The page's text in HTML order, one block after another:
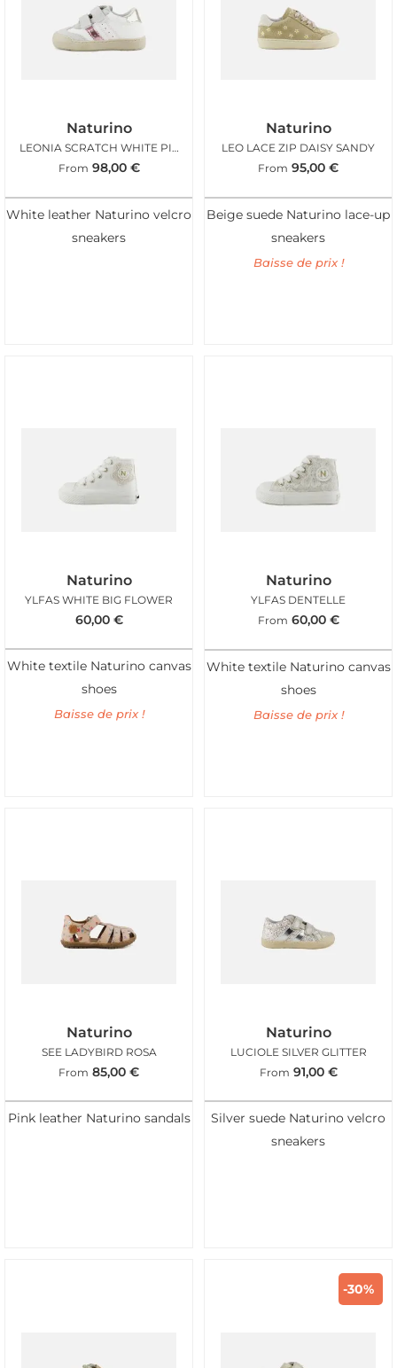
Naturino
LEONIA SCRATCH WHITE PINK
From 98,00 €
White leather Naturino velcro
sneakers
Naturino
LEO LACE ZIP DAISY SANDY
From 95,00 €
Beige suede Naturino lace-up
sneakers
Baisse de prix !
Naturino
YLFAS WHITE BIG FLOWER
60,00 €
White textile Naturino canvas
shoes
Baisse de prix !
Naturino
YLFAS DENTELLE
From 60,00 €
White textile Naturino canvas
shoes
Baisse de prix !
Naturino
SEE LADYBIRD ROSA
From 85,00 €
Pink leather Naturino sandals
Naturino
LUCIOLE SILVER GLITTER
From 91,00 €
Silver suede Naturino velcro
sneakers
-30%